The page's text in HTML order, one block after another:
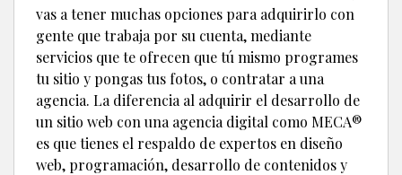
vas a tener muchas opciones para adquirirlo con
gente que trabaja por su cuenta, mediante
servicios que te ofrecen que tú mismo programes
tu sitio y pongas tus fotos, o contratar a una
agencia. La diferencia al adquirir el desarrollo de
un sitio web con una agencia digital como MECA®
es que tienes el respaldo de expertos en diseño
web, programación, desarrollo de contenidos y